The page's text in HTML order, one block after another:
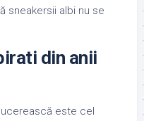
sneakersii albi nu se
din anii
este cel